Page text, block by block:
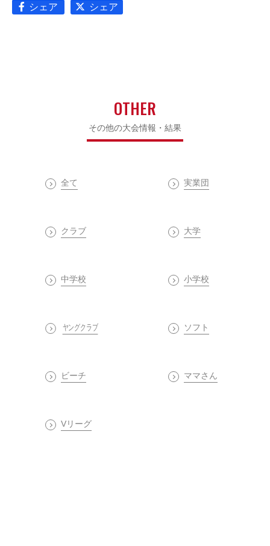
シェア シェア
OTHER
その他の大会情報・結果
全て 実業団
クラブ 大学
中学校 小学校
ヤングクラブ ソフト
ビーチ ママさん
Vリーグ